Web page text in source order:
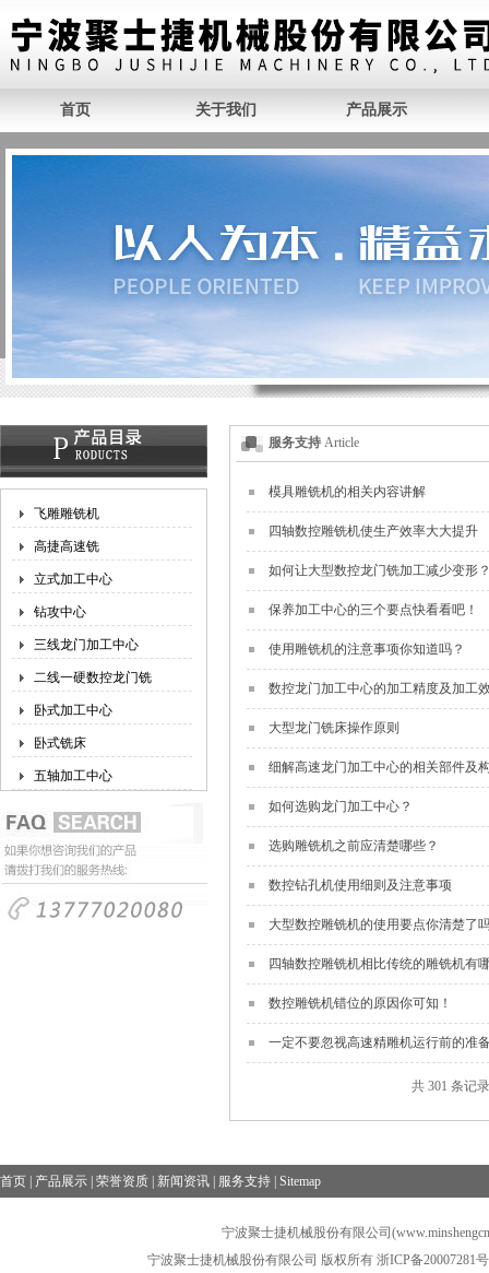
首页 关于我们 产品展示
飞雕雕铣机
高捷高速铣
立式加工中心
钻攻中心
三线龙门加工中心
二线一硬数控龙门铣
卧式加工中心
卧式铣床
五轴加工中心
服务支持 Article
模具雕铣机的相关内容讲解
四轴数控雕铣机使生产效率大大提升
如何让大型数控龙门铣加工减少变形
保养加工中心的三个要点快看看吧！
使用雕铣机的注意事项你知道吗？
数控龙门加工中心的加工精度及加工
大型龙门铣床操作原则
细解高速龙门加工中心的相关部件及
如何选购龙门加工中心？
选购雕铣机之前应清楚哪些？
数控钻孔机使用细则及注意事项
大型数控雕铣机的使用要点你清楚了
四轴数控雕铣机相比传统的雕铣机有
数控雕铣机错位的原因你可知！
一定不要忽视高速精雕机运行前的准
共 301 条记
首页 产品展示 荣誉资质 新闻资讯 服务支持 Sitemap
宁波聚士捷机械股份有限公司
宁波聚士捷机械股份有限公司 版权所有 浙ICP备20007281